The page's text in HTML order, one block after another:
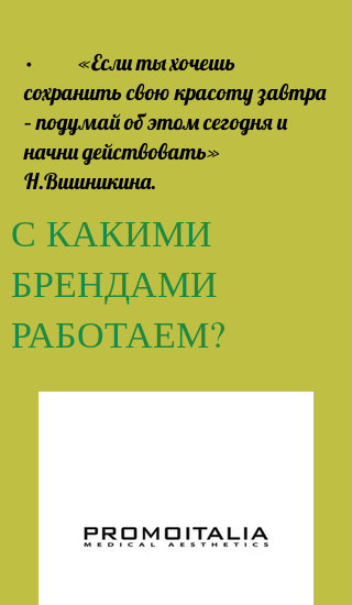
· «Если ты хочешь
сохранить свою красоту завтра
– подумай об этом сегодня и
начни действовать»
Н.Вишникина.
С КАКИМИ
БРЕНДАМИ
РАБОТАЕМ?